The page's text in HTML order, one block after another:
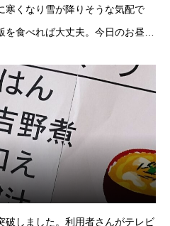
寒くなり雪が降りそうな気配で
食べれば大丈夫。今日のお昼ご
ても体の免疫力をつ
破しました。利用者さんがテレビ